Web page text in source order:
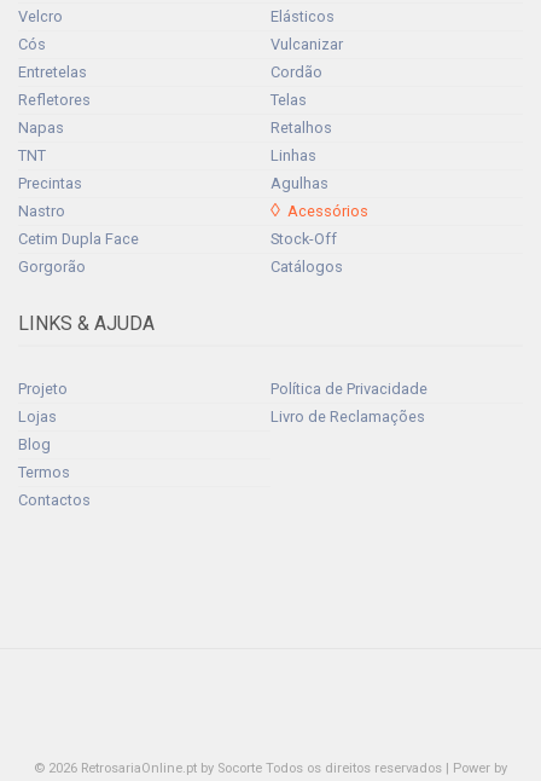
Velcro
Cós
Entretelas
Refletores
Napas
TNT
Precintas
Nastro
Cetim Dupla Face
Gorgorão
Elásticos
Vulcanizar
Cordão
Telas
Retalhos
Linhas
Agulhas
Acessórios
Stock-Off
Catálogos
LINKS & AJUDA
Projeto
Lojas
Blog
Termos
Contactos
Política de Privacidade
Livro de Reclamações
© 2026 RetrosariaOnline.pt by Socorte Todos os direitos reservados | Power by